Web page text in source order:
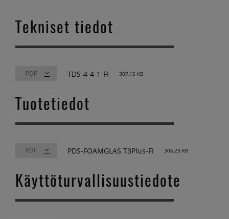
Tekniset tiedot
TDS-4-4-1-FI 307,15 KB
Tuotetiedot
PDS-FOAMGLAS T3Plus-FI 306,23 KB
Käyttöturvallisuustiedote